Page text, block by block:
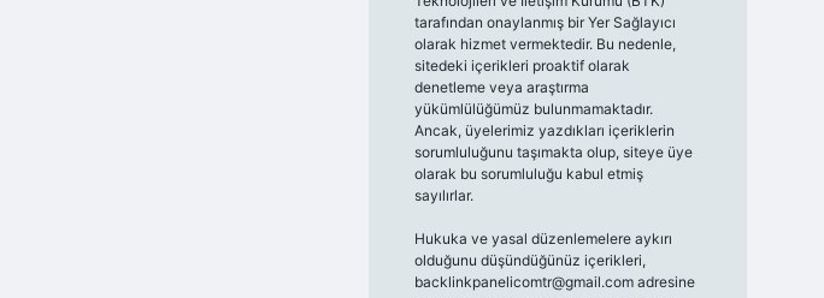
tarafından onaylanmış bir Yer Sağlayıcı
olarak hizmet vermektedir. Bu nedenle,
sitedeki içerikleri proaktif olarak
denetleme veya araştırma
yükümlülüğümüz bulunmamaktadır.
Ancak, üyelerimiz yazdıkları içeriklerin
sorumluluğunu taşımakta olup, siteye üye
olarak bu sorumluluğu kabul etmiş
sayılırlar.
Hukuka ve yasal düzenlemelere aykırı
olduğunu düşündüğünüz içerikleri,
backlinkpanelicomtr@gmail.comadresine